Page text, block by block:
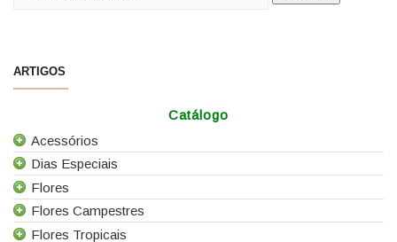
ARTIGOS
Catálogo
Acessórios
Todos os Acessórios
Alfinetes
Arames
Caixas e Sacos
Dias Especiais
25 de Abril
Casamentos
Dia da Mãe
Flores
Todas as Flores
Agapanthus
Flores Campestres
Todas as Flores Campestres
Flores Tropicais